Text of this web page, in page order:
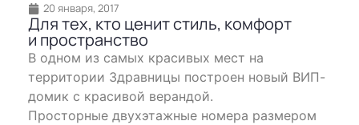
20 января, 2017
Для тех, кто ценит стиль, комфорт
и пространство
В одном из самых красивых мест на
территории Здравницы построен новый ВИП-
домик с красивой верандой.
Просторные двухэтажные номера размером